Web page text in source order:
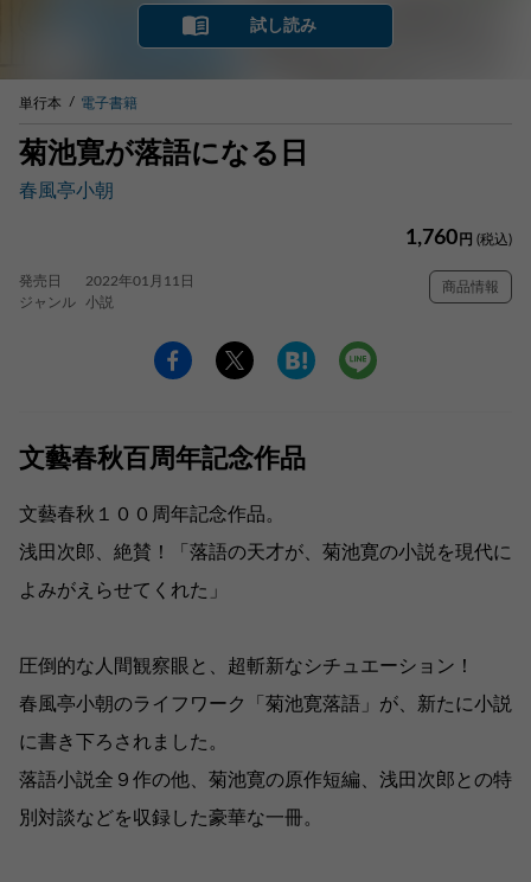
試し読み
単行本 電子書籍
菊池寛が落語になる日
春風亭小朝
1,760 円 (税込)
発売日
2022年01月11日
ジャンル
小説
商品情報
文藝春秋百周年記念作品
文藝春秋１００周年記念作品。
浅田次郎、絶賛！「落語の天才が、菊池寛の小説を現代に
よみがえらせてくれた」
圧倒的な人間観察眼と、超斬新なシチュエーション！
春風亭小朝のライフワーク「菊池寛落語」が、新たに小説
に書き下ろされました。
落語小説全９作の他、菊池寛の原作短編、浅田次郎との特
別対談などを収録した豪華な一冊。